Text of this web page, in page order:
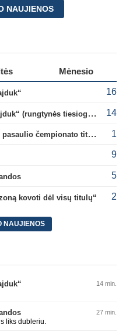
NAUJIENOS
Mėnesio
16
Konferencijų lyga: „Žalgiris“ – „Hajduk“ (rungtynės tiesiogiai) 14
B. Mendy: „Darau ką noriu su savo pasaulio čempionato titulu“ 1
9
5
kovoti dėl visų titulų“ 2
NAUJIENOS
14 min.
27 min.
liks dubleriu.